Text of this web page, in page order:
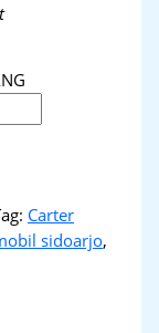
Carter
sidoarjo,